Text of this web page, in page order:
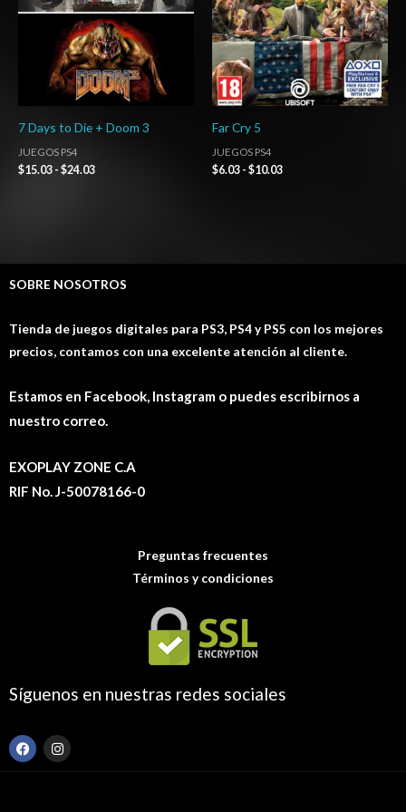
7 Days to Die + Doom 3
JUEGOS PS4
$15.03 - $24.03
Far Cry 5
JUEGOS PS4
$6.03 - $10.03
SOBRE NOSOTROS
Tienda de juegos digitales para PS3, PS4 y PS5 con los mejores
precios, contamos con una excelente atención al cliente.
Estamos en Facebook, Instagram o puedes escribirnos a
nuestro correo.
EXOPLAY ZONE C.A
RIF No. J-50078166-0
Preguntas frecuentes
Términos y condiciones
Síguenos en nuestras redes sociales
F
a
I
n